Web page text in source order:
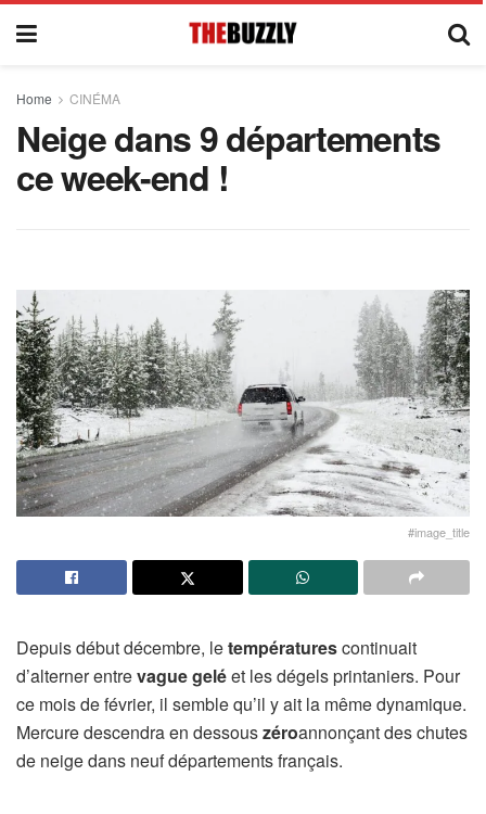
Home CINÉMA
Neige dans 9 départements
ce week-end !
#image_title
Depuis début décembre, letempératurescontinuait
d’alterner entrevaguegeléet les dégels printaniers. Pour
ce mois de février, il semble qu’il y ait la même dynamique.
Mercure descendra en dessouszéroannonçant des chutes
de neige dans neuf départements français.